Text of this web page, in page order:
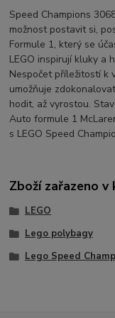
Speed Champions
možnost postavit si,
Formule 1, který se
LEGO inspirují kluky a
Nespočet příležitostí k
umožňuje
hodit, až vyrostou.
Auto formule 1
s LEGO Speed
Zboží zařazeno v
LEGO
Lego polybagy
Lego Speed